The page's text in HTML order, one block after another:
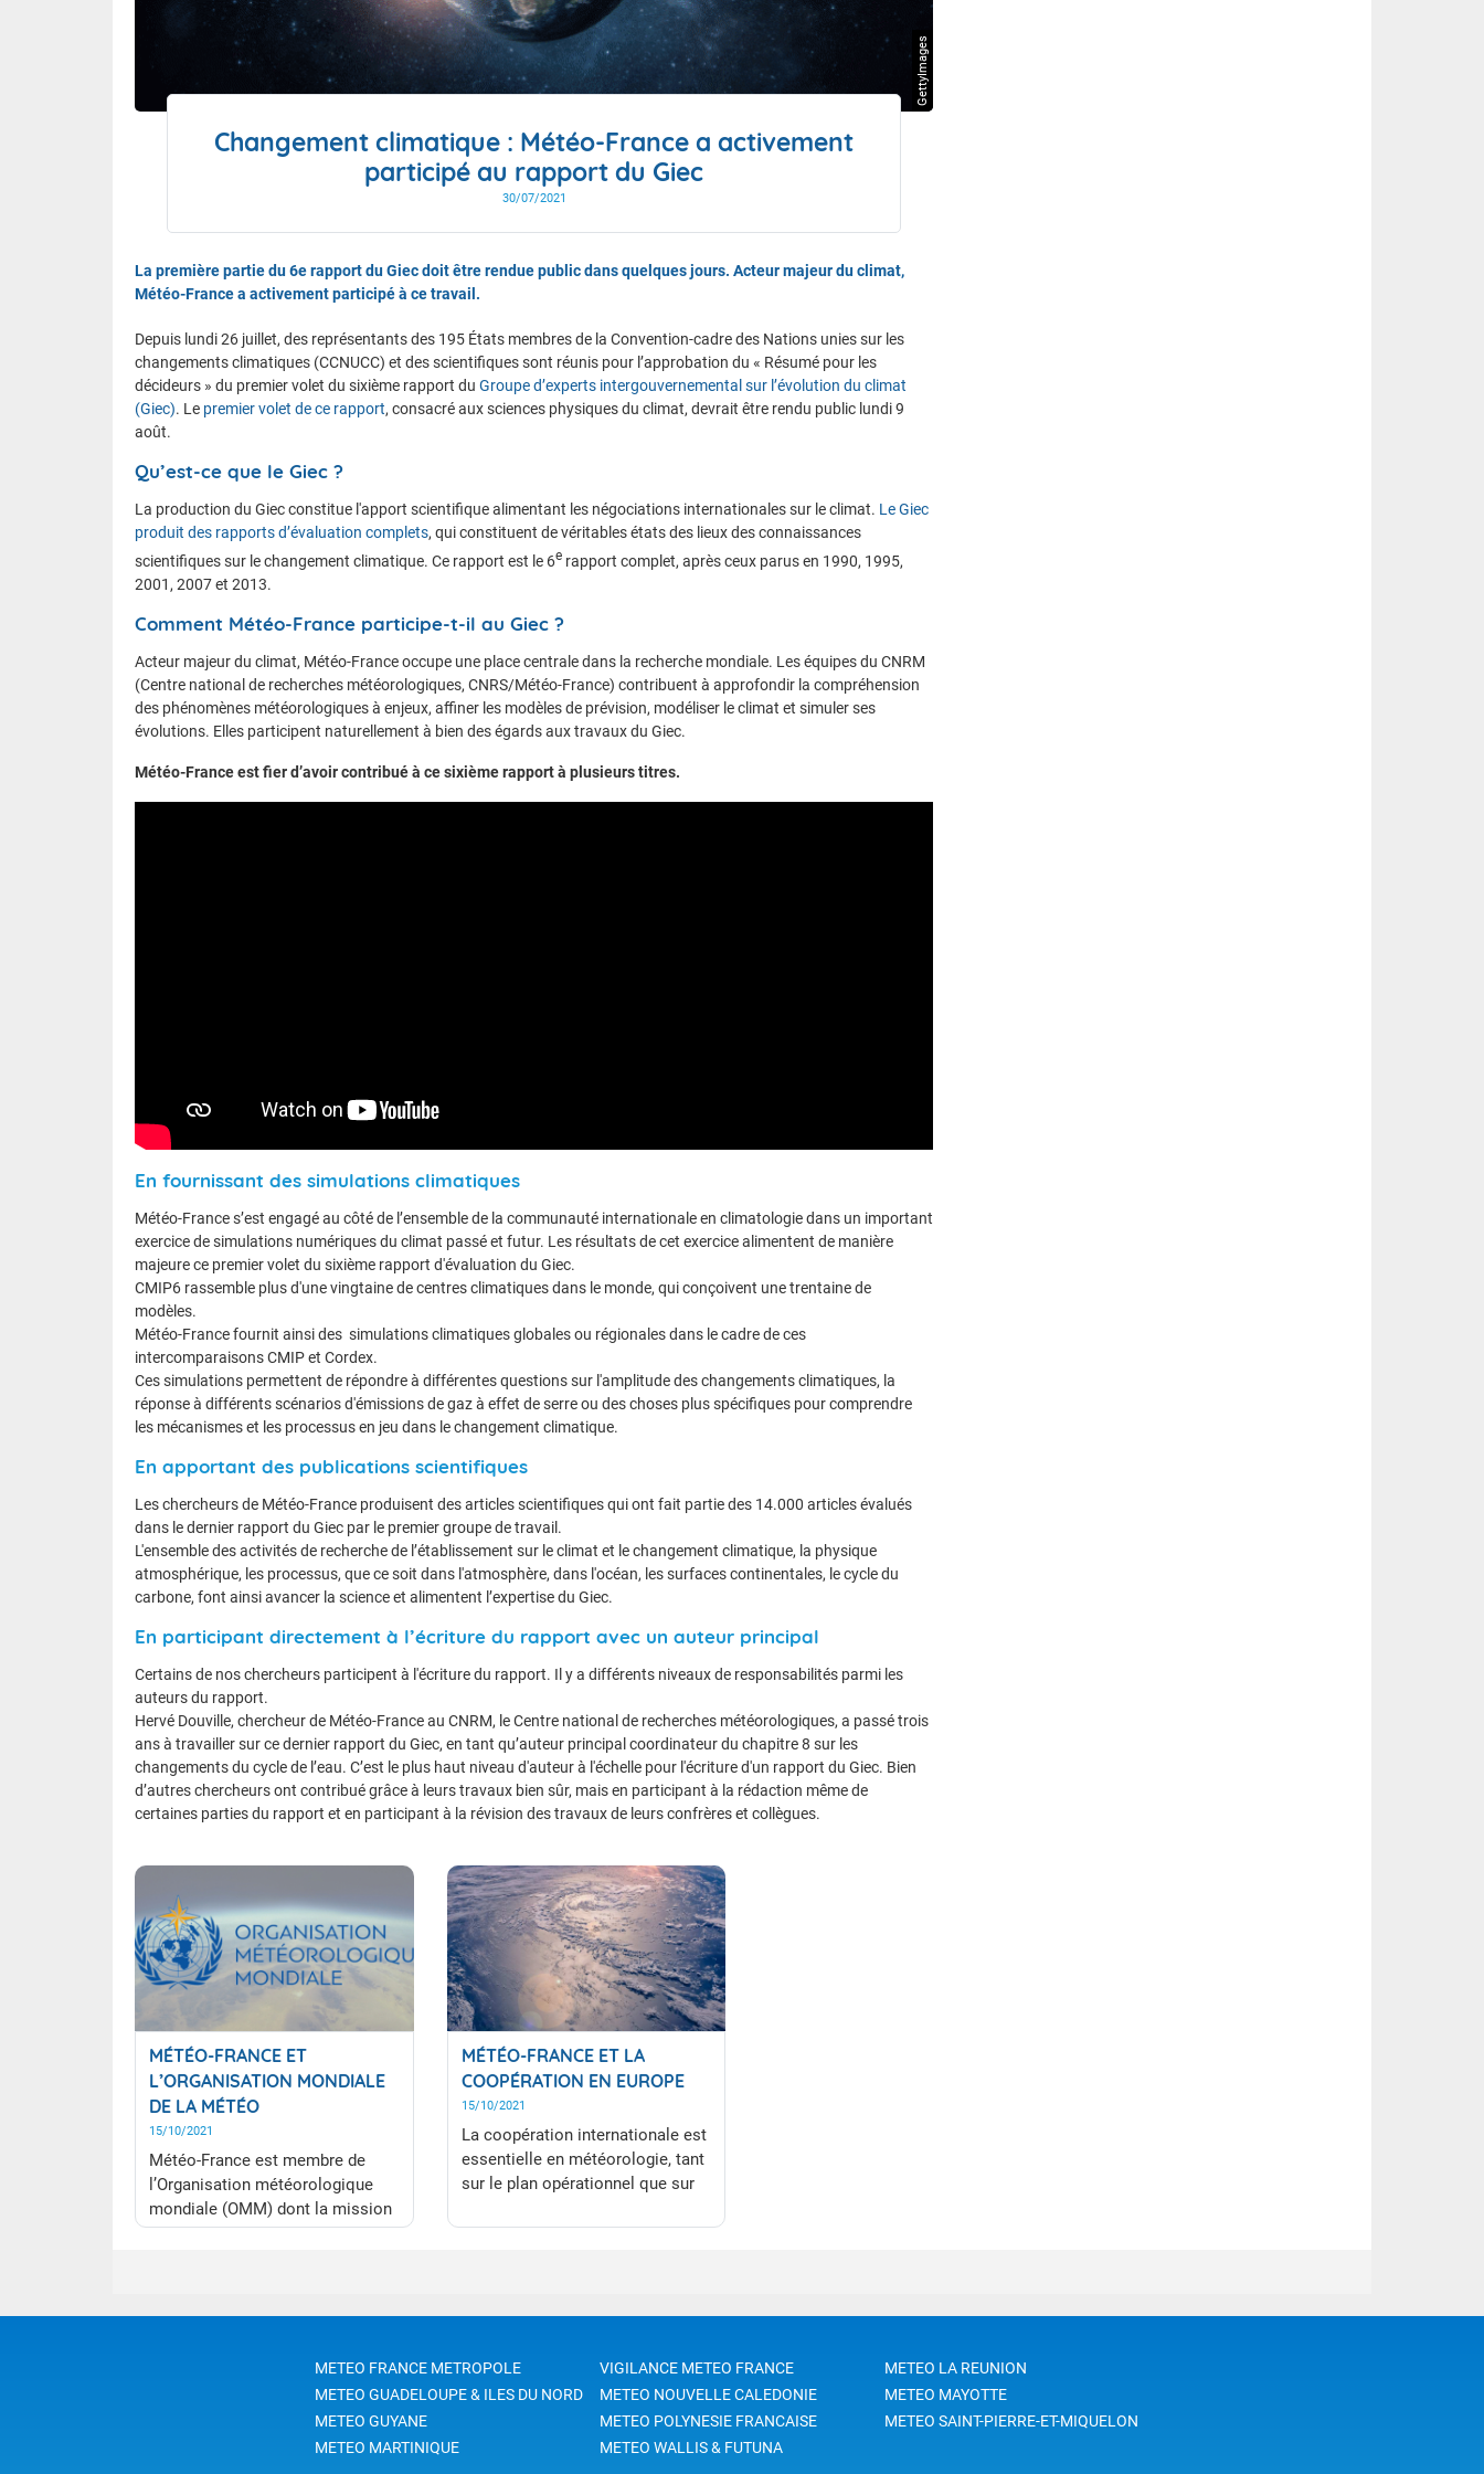
Le calendrier de l'année
Nous contacter et venir à l'ENM
GettyImages
Changement climatique : Météo-France a activement
participé au rapport du Giec
30/07/2021
La première partie du 6e rapport du Giec doit être rendue public dans quelques jours. Acteur majeur du climat,
Météo-France a activement participé à ce travail.
Depuis lundi 26 juillet, des représentants des 195 États membres de la Convention-cadre des Nations unies sur les
changements climatiques (CCNUCC) et des scientifiques sont réunis pour l’approbation du « Résumé pour les
décideurs » du premier volet du sixième rapport du Groupe d’experts intergouvernemental sur l’évolution du climat
(Giec). Le premier volet de ce rapport, consacré aux sciences physiques du climat, devrait être rendu public lundi 9
août.
Qu’est-ce que le Giec ?
La production du Giec constitue l'apport scientifique alimentant les négociations internationales sur le climat. Le Giec
produit des rapports d’évaluation complets, qui constituent de véritables états des lieux des connaissances
scientifiques sur le changement climatique. Ce rapport est le 6e rapport complet, après ceux parus en 1990, 1995,
2001, 2007 et 2013.
Comment Météo-France participe-t-il au Giec ?
Acteur majeur du climat, Météo-France occupe une place centrale dans la recherche mondiale. Les équipes du CNRM
(Centre national de recherches météorologiques, CNRS/Météo-France) contribuent à approfondir la compréhension
des phénomènes météorologiques à enjeux, affiner les modèles de prévision, modéliser le climat et simuler ses
évolutions. Elles participent naturellement à bien des égards aux travaux du Giec.
Météo-France est fier d’avoir contribué à ce sixième rapport à plusieurs titres.
En fournissant des simulations climatiques
Météo-France s’est engagé au côté de l’ensemble de la communauté internationale en climatologie dans un important
exercice de simulations numériques du climat passé et futur. Les résultats de cet exercice alimentent de manière
majeure ce premier volet du sixième rapport d'évaluation du Giec.
CMIP6 rassemble plus d'une vingtaine de centres climatiques dans le monde, qui conçoivent une trentaine de
modèles.
Météo-France fournit ainsi des simulations climatiques globales ou régionales dans le cadre de ces
intercomparaisons CMIP et Cordex.
Ces simulations permettent de répondre à différentes questions sur l'amplitude des changements climatiques, la
réponse à différents scénarios d'émissions de gaz à effet de serre ou des choses plus spécifiques pour comprendre
les mécanismes et les processus en jeu dans le changement climatique.
En apportant des publications scientifiques
Les chercheurs de Météo-France produisent des articles scientifiques qui ont fait partie des 14.000 articles évalués
dans le dernier rapport du Giec par le premier groupe de travail.
L'ensemble des activités de recherche de l’établissement sur le climat et le changement climatique, la physique
atmosphérique, les processus, que ce soit dans l'atmosphère, dans l'océan, les surfaces continentales, le cycle du
carbone, font ainsi avancer la science et alimentent l’expertise du Giec.
En participant directement à l’écriture du rapport avec un auteur principal
Certains de nos chercheurs participent à l'écriture du rapport. Il y a différents niveaux de responsabilités parmi les
auteurs du rapport.
Hervé Douville, chercheur de Météo-France au CNRM, le Centre national de recherches météorologiques, a passé trois
ans à travailler sur ce dernier rapport du Giec, en tant qu’auteur principal coordinateur du chapitre 8 sur les
changements du cycle de l’eau. C’est le plus haut niveau d'auteur à l'échelle pour l'écriture d'un rapport du Giec. Bien
d’autres chercheurs ont contribué grâce à leurs travaux bien sûr, mais en participant à la rédaction même de
certaines parties du rapport et en participant à la révision des travaux de leurs confrères et collègues.
MÉTÉO-FRANCE ET
L’ORGANISATION MONDIALE
DE LA MÉTÉO
15/10/2021
Météo-France est membre de
l’Organisation météorologique
mondiale (OMM) dont la mission
consiste notamment à définir des
MÉTÉO-FRANCE ET LA
COOPÉRATION EN EUROPE
15/10/2021
La coopération internationale est
essentielle en météorologie, tant
sur le plan opérationnel que sur
développement.
METEO FRANCE METROPOLE
METEO GUADELOUPE & ILES DU NORD
METEO GUYANE
METEO MARTINIQUE
VIGILANCE METEO FRANCE
METEO NOUVELLE CALEDONIE
METEO POLYNESIE FRANCAISE
METEO WALLIS & FUTUNA
METEO LA REUNION
METEO MAYOTTE
METEO SAINT-PIERRE-ET-MIQUELON